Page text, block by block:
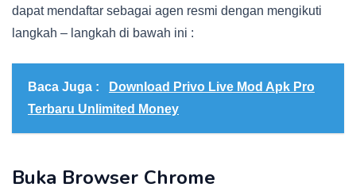
dapat mendaftar sebagai agen resmi dengan mengikuti
langkah – langkah di bawah ini :
Baca Juga :
Download Privo Live Mod Apk Pro
Terbaru Unlimited Money
Buka Browser Chrome